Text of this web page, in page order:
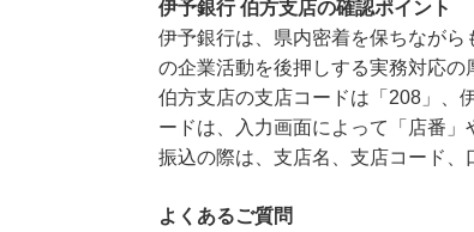
伊予銀行 伯方支店の確認ポイント
伊予銀行は、県内密着を保ちなが
の企業活動を後押しする実務対応の
伯方支店の支店コードは「208」、
ードは、入力画面によって「店番
振込の際は、支店名、支店コード、
よくあるご質問